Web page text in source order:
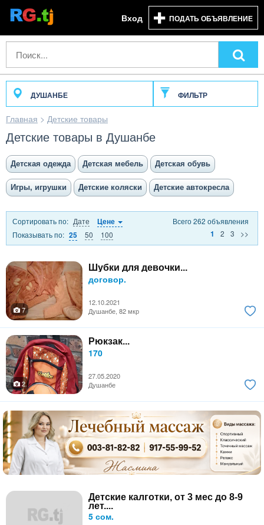
Вход ПОДАТЬ ОБЪЯВЛЕНИЕ
ДУШАНБЕ ФИЛЬТР
Главная > Детские товары
Детские товары в Душанбе
Детская одежда Детская мебель Детская обувь
Игры, игрушки Детские коляски Детские автокресла
Сортировать по: Дате
Цене
Показывать по: 25 50 100
Всего 262 объявления
1
2 3 >>
Шубки для девочки...
договор.
12.10.2021
7
Душанбе, 82 мкр
Рюкзак...
170
27.05.2020
2
Душанбе
Детские калготки, от 3 мес до 8-9
лет....
5 сом.